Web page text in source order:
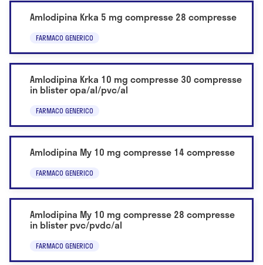
Amlodipina Krka 5 mg compresse 28 compresse
FARMACO GENERICO
Amlodipina Krka 10 mg compresse 30 compresse
in blister opa/al/pvc/al
FARMACO GENERICO
Amlodipina My 10 mg compresse 14 compresse
FARMACO GENERICO
Amlodipina My 10 mg compresse 28 compresse
in blister pvc/pvdc/al
FARMACO GENERICO